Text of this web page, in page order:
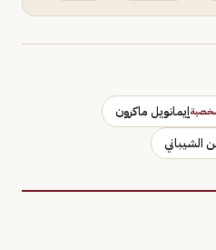
إيمانويل ماكرون
الشيباني